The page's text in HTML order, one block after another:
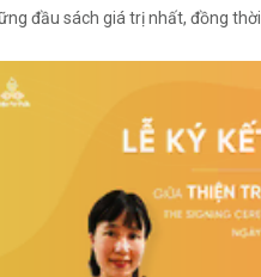
đầu sách giá trị nhất, đồng